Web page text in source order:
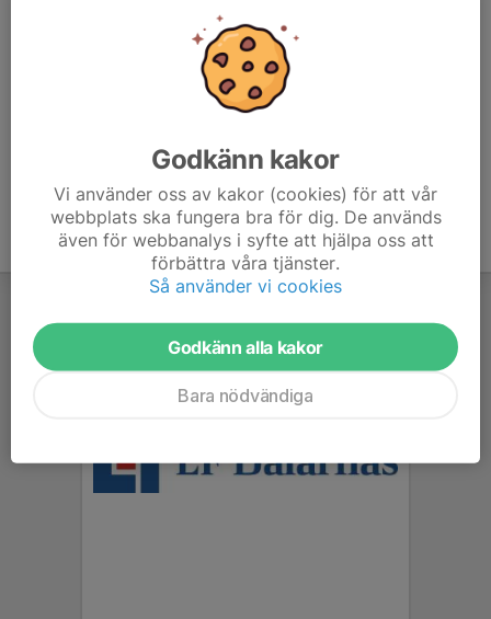
Godkänn kakor
Vi använder oss av kakor (cookies) för att vår
webbplats ska fungera bra för dig. De används
även för webbanalys i syfte att hjälpa oss att
förbättra våra tjänster.
Så använder vi cookies
Godkänn alla kakor
Bara nödvändiga